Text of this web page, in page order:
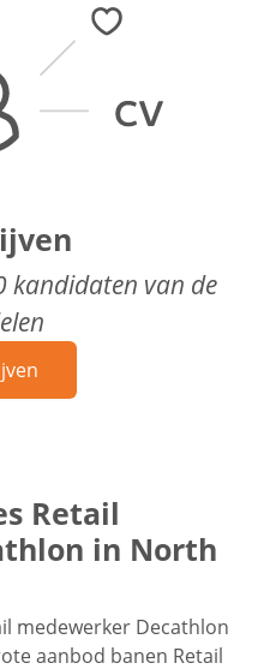
kandidaten van de
Retail
in North
medewerker Decathlon
aanbod banen Retail